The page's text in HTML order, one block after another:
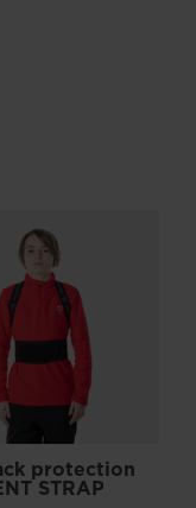
protection
STRAP